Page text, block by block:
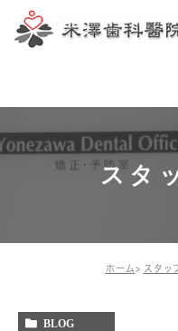
スタ
ホーム スタッ
BLOG